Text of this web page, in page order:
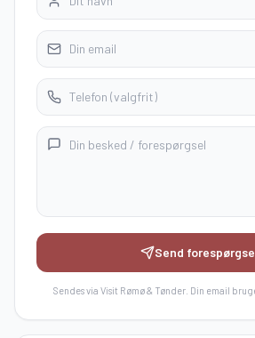
Send
Sendes via Visit Rømø & Tønder. Din email